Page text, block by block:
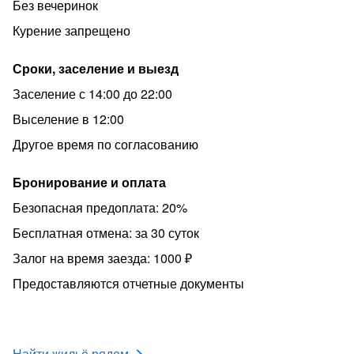
Для проведения увеселительных мероприятий
квартиры НЕ сдаются!
Без вечеринок
Курение запрещено
Сроки, заселение и выезд
Заселение с 14:00 до 22:00
Выселение в 12:00
Другое время по согласованию
Бронирование и оплата
Безопасная предоплата: 20%
Бесплатная отмена: за 30 суток
Залог на время заезда: 1000 ₽
Предоставляются отчетные документы